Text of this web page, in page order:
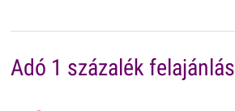
Adó 1 százalék felajánlás